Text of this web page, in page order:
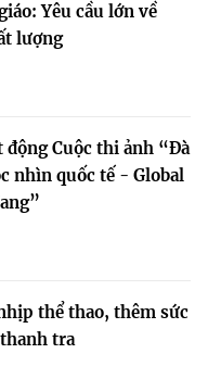
Yêu cầu lớn về
lượng
động Cuộc thi ảnh “Đà
nhìn quốc tế - Global
thể thao, thêm sức
tra